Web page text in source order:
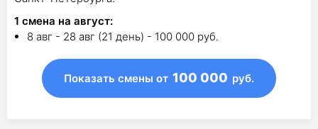
1 смена на август:
8 авг - 28 авг (21 день) - 100 000 руб.
Показать смены от 100 000 руб.